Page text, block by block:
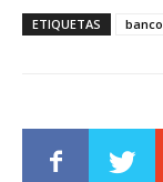
ETIQUETAS